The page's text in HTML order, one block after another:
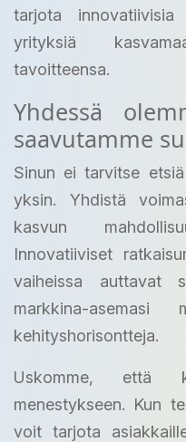
tarjota
yrityksiä
tavoitteensa.
Yhdessä
saavutamme
Sinun ei tarvitse
yksin. Yhdistä
kasvun
Innovatiiviset
vaiheissa auttavat
markkina-
kehityshorisontteja.
Uskomme, että
menestykseen. Kun
voit tarjota